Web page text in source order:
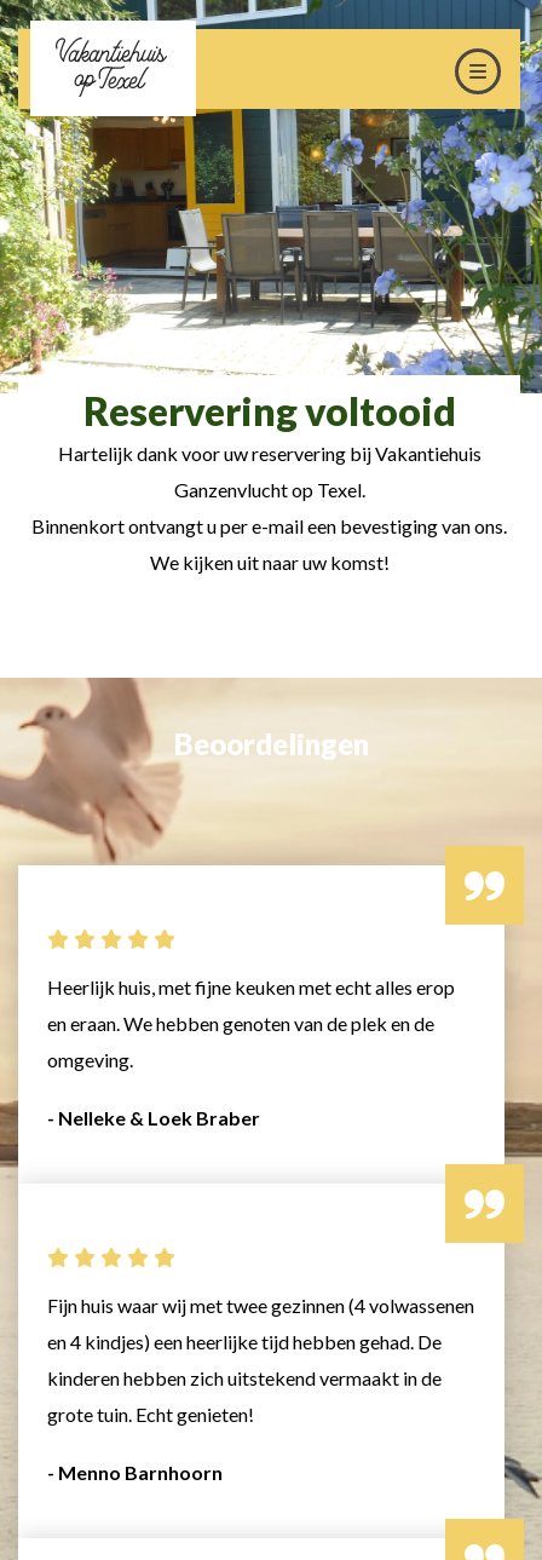
Reservering voltooid
Hartelijk dank voor uw reservering bij Vakantiehuis
Ganzenvlucht op Texel.
Binnenkort ontvangt u per e-mail een bevestiging van ons.
We kijken uit naar uw komst!
Beoordelingen
Heerlijk huis, met fijne keuken met echt alles erop
en eraan. We hebben genoten van de plek en de
omgeving.
- Nelleke & Loek Braber
Fijn huis waar wij met twee gezinnen (4 volwassenen
en 4 kindjes) een heerlijke tijd hebben gehad. De
kinderen hebben zich uitstekend vermaakt in de
grote tuin. Echt genieten!
- Menno Barnhoorn